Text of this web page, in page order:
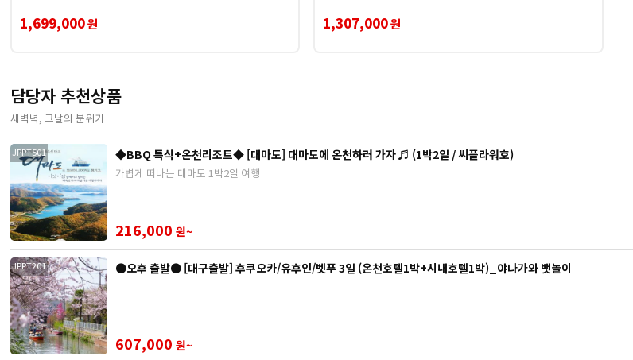
1,699,000원 1,307,000원
담당자 추천상품
새벽녘, 그날의 분위기
JPPT501 ◆BBQ 특식+온천리조트◆ [대마도] 대마도에 온천하러 가자 ♬ (1박2일 / 씨플라워호)
가볍게 떠나는 대마도 1박2일 여행
216,000 원~
JPPT201 ●오후 출발● [대구출발] 후쿠오카/유후인/벳푸 3일 (온천호텔1박+시내호텔1박)_야나가와 뱃놀이
607,000 원~